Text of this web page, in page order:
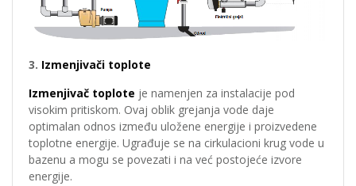
3. Izmenjivači toplote
Izmenjivač toplote je namenjen za instalacije pod
visokim pritiskom. Ovaj oblik grejanja vode daje
optimalan odnos između uložene energije i proizvedene
toplotne energije. Ugrađuje se na cirkulacioni krug vode u
bazenu a mogu se povezati i na već postojeće izvore
energije.